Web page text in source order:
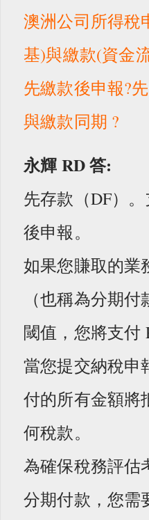
澳洲公司所得稅
基)與繳款(資金
先繳款後申報?
與繳款同期 ?
永輝 RD答:
先存款（DF）
後申報。
如果您賺取的業
（也稱為分期
閾值，您將支付
當您提交納稅申
付的所有金額將
何稅款。
為確保稅務評估
分期付款，您需